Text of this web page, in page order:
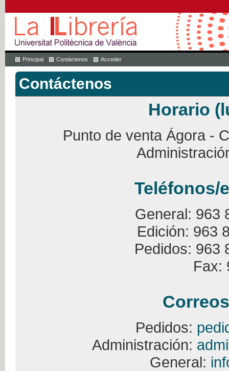
Principal Contáctenos Acceder
Contáctenos
Horario
Punto de venta Ágora -
Teléfonos/
General: 963
Edición: 963
Pedidos: 963
Fax:
Pedidos:
Administración:
General: